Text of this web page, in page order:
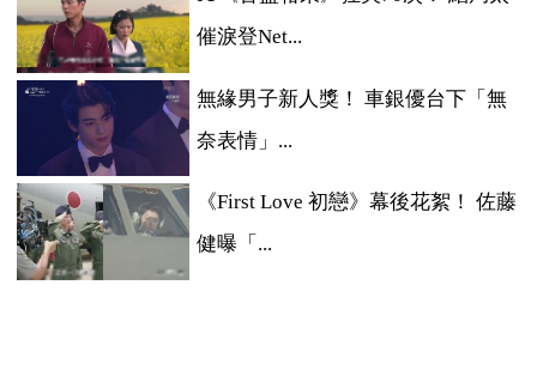
催淚登Net...
無緣男子新人獎！ 車銀優台下「無
奈表情」...
《First Love 初戀》幕後花絮！ 佐藤
健曝「...